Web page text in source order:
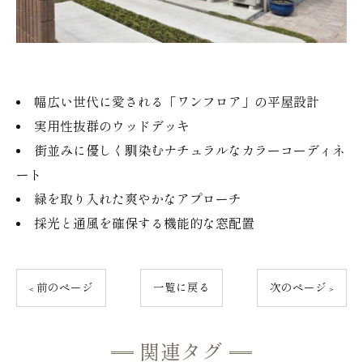
幅広い世代に愛される「ワンフロア」の平屋設計
実用性抜群のウッドデッキ
街並みに優しく馴染むナチュラルなカラーコーディネ
ート
緑を取り入れた爽やかなアプローチ
採光と通風を確保する機能的な窓配置
< 前のページ 一覧に戻る 次のページ >
関連タグ